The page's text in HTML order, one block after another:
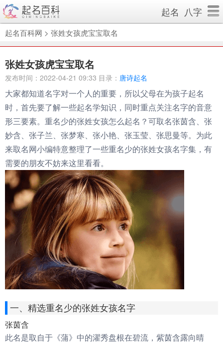
起名 八字
起名百科网 > 张姓女孩虎宝宝取名
张姓女孩虎宝宝取名
发布时间：2022-04-21 09:33 目录： 唐诗起名
大家都知道名字对一个人的重要，所以父母在为孩子起名
时，首先要了解一些起名学知识，同时重点关注名字的音意
形三要素。重名少的张姓女孩怎么起名？可取名张茵含、张
妙含、张子兰、张梦寒、张小艳、张玉莹、张思曼等。为此
来取名网小编特意整理了一些重名少的张姓女孩名字集，有
需要的朋友不妨来这里看看。
一、精选重名少的张姓女孩名字
张茵含
此名是取自于《蒲》中的濯秀盘根在碧流，紫茵含露向晴